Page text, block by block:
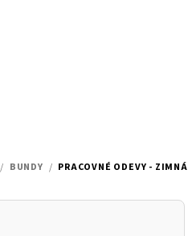
/ BUNDY / PRACOVNÉ ODEVY -